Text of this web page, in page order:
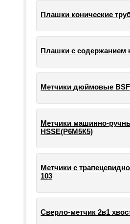
Плашки конические
Плашки с содержанием
Метчики дюймовые BSF
Метчики машинно-
HSSE(Р6М5К5)
Метчики с
103
Сверло-метчик 2в1